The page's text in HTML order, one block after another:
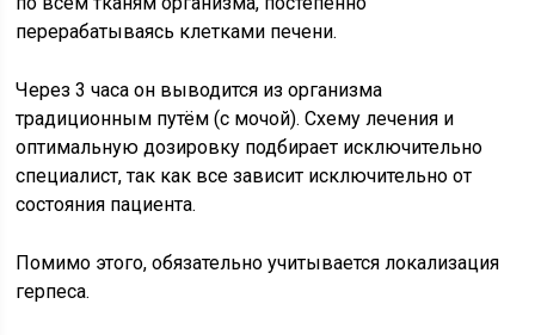
перерабатываясь клетками печени.
Через 3 часа он выводится из организма
традиционным путём (с мочой). Схему лечения и
оптимальную дозировку подбирает исключительно
специалист, так как все зависит исключительно от
состояния пациента.
Помимо этого, обязательно учитывается локализация
герпеса.